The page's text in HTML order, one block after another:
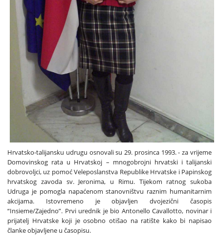
Hrvatsko-talijansku udrugu osnovali su 29. prosinca 1993. - za vrijeme
Domovinskog rata u Hrvatskoj – mnogobrojni hrvatski i talijanski
dobrovoljci, uz pomoć Veleposlanstva Republike Hrvatske i Papinskog
hrvatskog zavoda sv. Jeronima, u Rimu. Tijekom ratnog sukoba
Udruga je pomogla napaćenom stanovništvu raznim humanitarnim
akcijama. Istovremeno je objavljen dvojezični časopis
“Insieme/Zajedno”. Prvi urednik je bio Antonello Cavallotto, novinar i
prijatelj Hrvatske koji je osobno otišao na ratište kako bi napisao
članke objavljene u časopisu.